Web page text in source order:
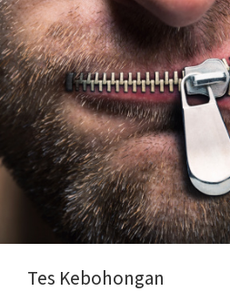
Tes Kebohongan